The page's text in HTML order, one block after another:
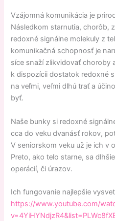
Vzájomná komunikácia je
Následkom starnutia, chorôb,
redoxné signálne molekuly z
komunikačná schopnosť je
síce snaží zlikvidovať choroby
k dispozícii dostatok redoxné
na veľmi, veľmi dlhú trať a
byť.
Naše bunky si redoxné
cca do veku dvanásť rokov,
V seniorskom veku už je ich v
Preto, ako telo starne, sa
operácií, či úrazov.
Ich fungovanie najlepšie
https://www.youtube.com/